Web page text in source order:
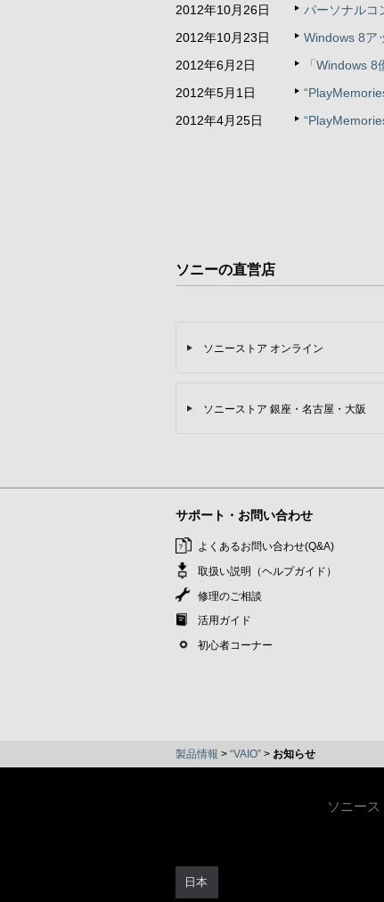
2012年10月26日
パーソナルコ
2012年10月23日
Windows 8ア
2012年6月2日
「Windows
2012年5月1日
2012年4月25日
ソニーの直営店
ソニーストア オンライン
ソニーストア 銀座・名古屋・大阪
サポート・お問い合わせ
よくあるお問い合わせ(Q&A)
取扱い説明（ヘルプガイド）
修理のご相談
活用ガイド
初心者コーナー
製品情報 > “VAIO” > お知らせ
ソニー
日本